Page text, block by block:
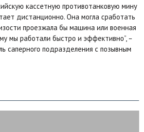
кассетную противотанковую мину
дистанционно. Она могла сработать
проезжала бы машина или военная
мы работали быстро и эффективно”, –
саперного подразделения с позывным